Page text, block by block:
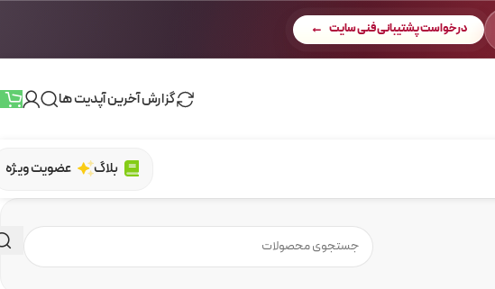
درخواست پشتیبانی فنی سایت
گزارش آخرین آپدیت ها
بلاگ عضویت ویژه